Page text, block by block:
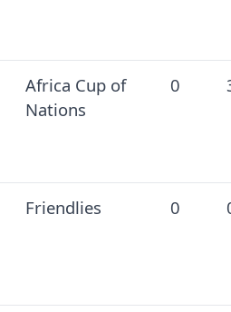
Africa Cup of
Nations
0
Friendlies 0